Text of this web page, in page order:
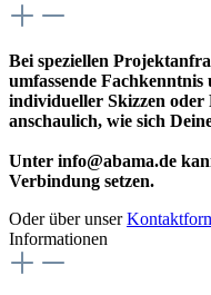
Bei speziellen
umfassende
individueller Skizzen
anschaulich, wie sich
Unter info@abama.de
Verbindung setzen.
Oder über unser
Informationen